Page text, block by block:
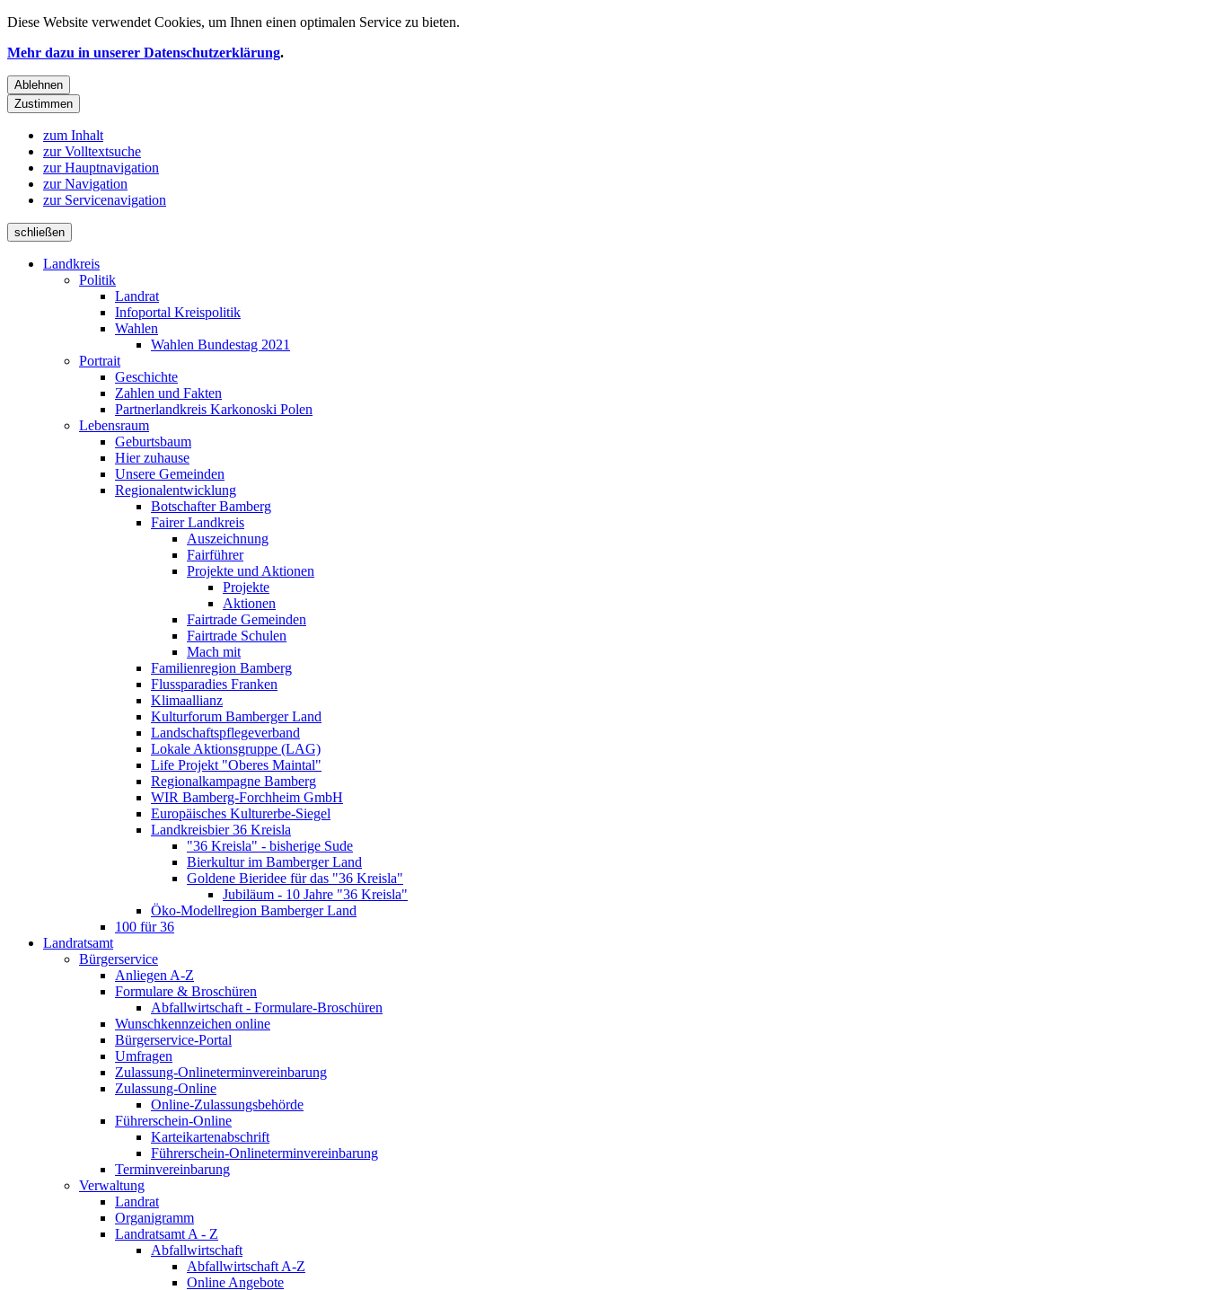
Diese Website verwendet Cookies, um Ihnen einen optimalen Service zu bieten.
Mehr dazu in unserer Datenschutzerklärung.
Ablehnen
Zustimmen
zum Inhalt
zur Volltextsuche
zur Hauptnavigation
zur Navigation
zur Servicenavigation
schließen
Landkreis
Politik
Landrat
Infoportal Kreispolitik
Wahlen
Wahlen Bundestag 2021
Portrait
Geschichte
Zahlen und Fakten
Partnerlandkreis Karkonoski Polen
Lebensraum
Geburtsbaum
Hier zuhause
Unsere Gemeinden
Regionalentwicklung
Botschafter Bamberg
Fairer Landkreis
Auszeichnung
Fairführer
Projekte und Aktionen
Projekte
Aktionen
Fairtrade Gemeinden
Fairtrade Schulen
Mach mit
Familienregion Bamberg
Flussparadies Franken
Klimaallianz
Kulturforum Bamberger Land
Landschaftspflegeverband
Lokale Aktionsgruppe (LAG)
Life Projekt "Oberes Maintal"
Regionalkampagne Bamberg
WIR Bamberg-Forchheim GmbH
Europäisches Kulturerbe-Siegel
Landkreisbier 36 Kreisla
"36 Kreisla" - bisherige Sude
Bierkultur im Bamberger Land
Goldene Bieridee für das "36 Kreisla"
Jubiläum - 10 Jahre "36 Kreisla"
Öko-Modellregion Bamberger Land
100 für 36
Landratsamt
Bürgerservice
Anliegen A-Z
Formulare & Broschüren
Abfallwirtschaft - Formulare-Broschüren
Wunschkennzeichen online
Bürgerservice-Portal
Umfragen
Zulassung-Onlineterminvereinbarung
Zulassung-Online
Online-Zulassungsbehörde
Führerschein-Online
Karteikartenabschrift
Führerschein-Onlineterminvereinbarung
Terminvereinbarung
Verwaltung
Landrat
Organigramm
Landratsamt A - Z
Abfallwirtschaft
Abfallwirtschaft A-Z
Online Angebote